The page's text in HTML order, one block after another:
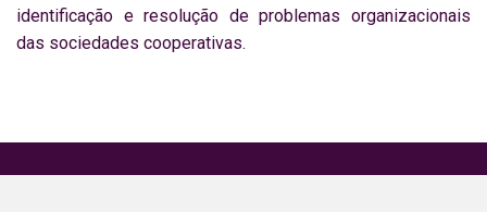
identificação e resolução de problemas organizacionais
das sociedades cooperativas.